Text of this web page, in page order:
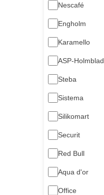
Nescafé
Engholm
Karamello
ASP-Holmblad
Steba
Sistema
Silikomart
Securit
Red Bull
Aqua d'or
Office